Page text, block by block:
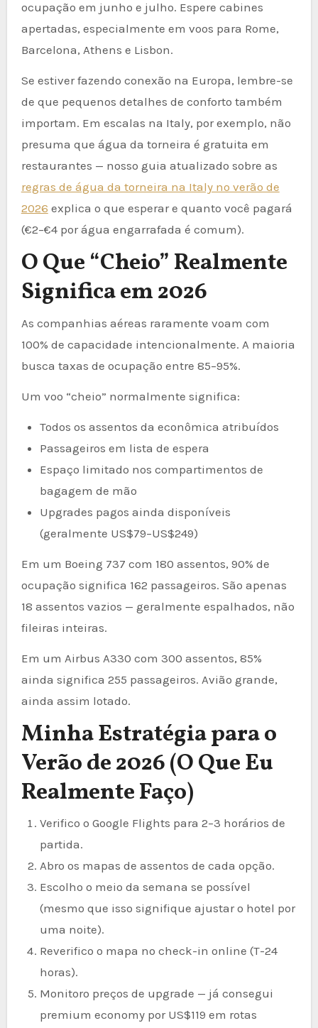
ocupação em junho e julho. Espere cabines
apertadas, especialmente em voos para Rome,
Barcelona, Athens e Lisbon.
Se estiver fazendo conexão na Europa, lembre-se
de que pequenos detalhes de conforto também
importam. Em escalas na Italy, por exemplo, não
presuma que água da torneira é gratuita em
restaurantes — nosso guia atualizado sobre as
regras de água da torneira na Italy no verão de
2026 explica o que esperar e quanto você pagará
(€2–€4 por água engarrafada é comum).
O Que “Cheio” Realmente
Significa em 2026
As companhias aéreas raramente voam com
100% de capacidade intencionalmente. A maioria
busca taxas de ocupação entre 85–95%.
Um voo “cheio” normalmente significa:
Todos os assentos da econômica atribuídos
Passageiros em lista de espera
Espaço limitado nos compartimentos de
bagagem de mão
Upgrades pagos ainda disponíveis
(geralmente US$79–US$249)
Em um Boeing 737 com 180 assentos, 90% de
ocupação significa 162 passageiros. São apenas
18 assentos vazios — geralmente espalhados, não
fileiras inteiras.
Em um Airbus A330 com 300 assentos, 85%
ainda significa 255 passageiros. Avião grande,
ainda assim lotado.
Minha Estratégia para o
Verão de 2026 (O Que Eu
Realmente Faço)
Verifico o Google Flights para 2–3 horários de
partida.
Abro os mapas de assentos de cada opção.
Escolho o meio da semana se possível
(mesmo que isso signifique ajustar o hotel por
uma noite).
Reverifico o mapa no check-in online (T-24
horas).
Monitoro preços de upgrade — já consegui
premium economy por US$119 em rotas